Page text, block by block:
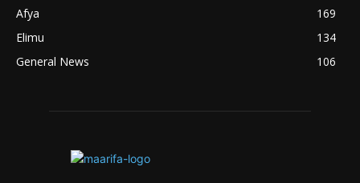
Afya
169
Elimu
134
General News
106